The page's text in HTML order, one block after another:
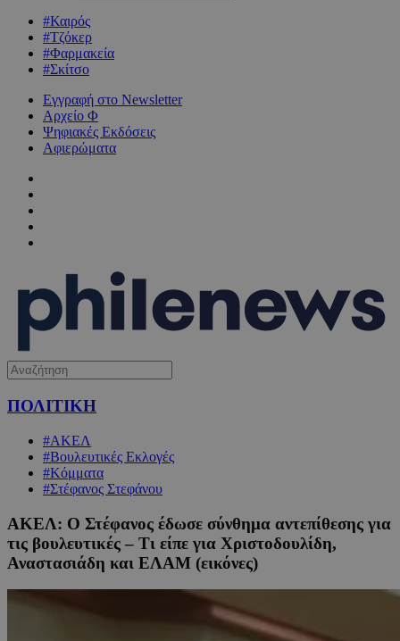
#Καιρός
#Τζόκερ
#Φαρμακεία
#Σκίτσο
Εγγραφή στο Newsletter
Αρχείο Φ
Ψηφιακές Εκδόσεις
Αφιερώματα
ΠΟΛΙΤΙΚΗ
#ΑΚΕΛ
#Βουλευτικές Εκλογές
#Κόμματα
#Στέφανος Στεφάνου
ΑΚΕΛ: Ο Στέφανος έδωσε σύνθημα αντεπίθεσης για
τις βουλευτικές – Τι είπε για Χριστοδουλίδη,
Αναστασιάδη και ΕΛΑΜ (εικόνες)